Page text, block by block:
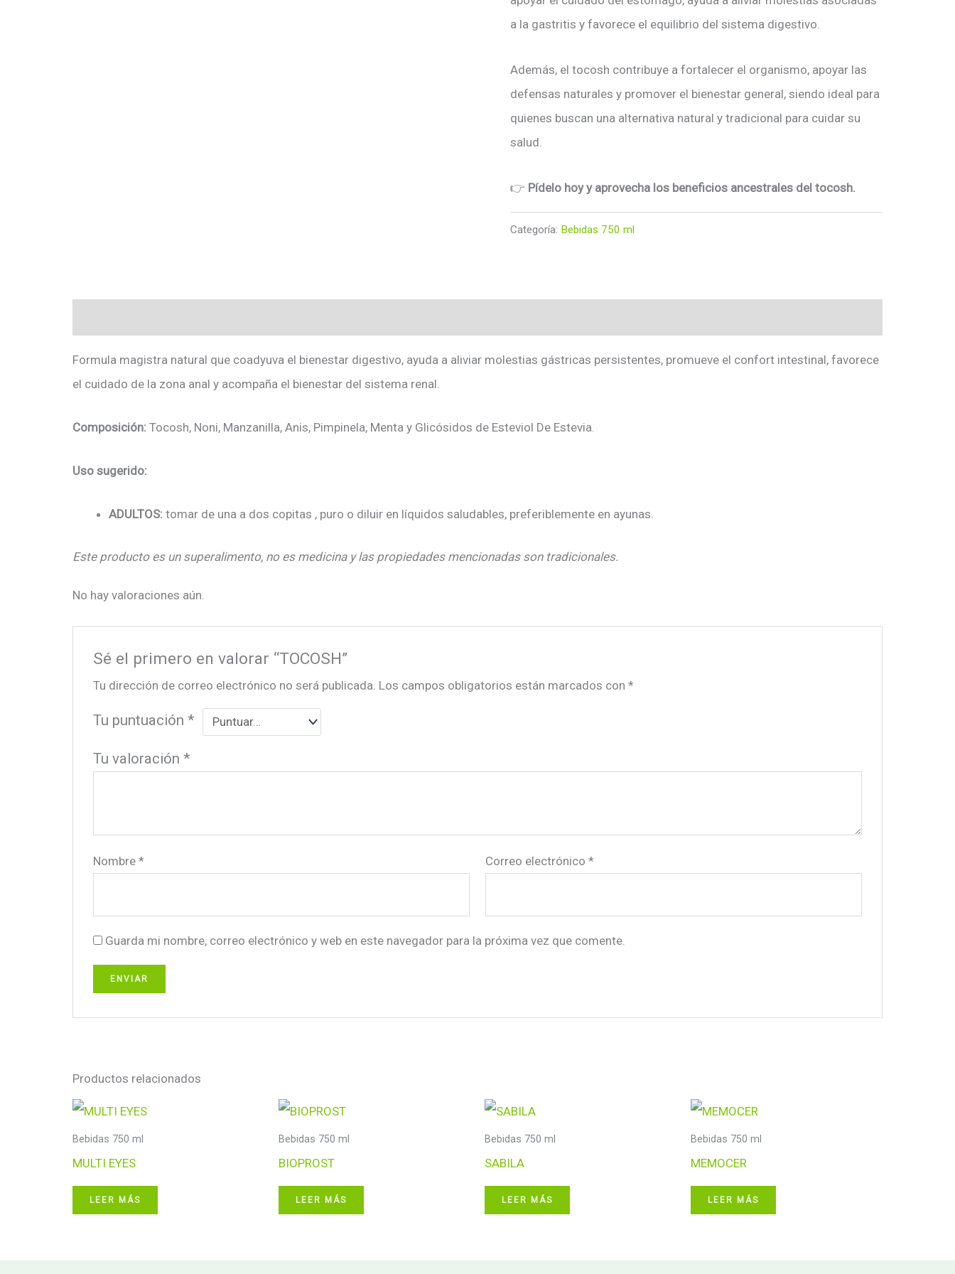
a la gastritis y favorece el equilibrio del sistema digestivo.
Además, el tocosh contribuye a fortalecer el organismo, apoyar las
defensas naturales y promover el bienestar general, siendo ideal para
quienes buscan una alternativa natural y tradicional para cuidar su
salud.
👉 Pídelo hoy y aprovecha los beneficios ancestrales del tocosh.
Categoría: Bebidas 750 ml
Formula magistra natural que coadyuva el bienestar digestivo, ayuda a aliviar molestias gástricas persistentes, promueve el confort intestinal, favorece
el cuidado de la zona anal y acompaña el bienestar del sistema renal.
Composición: Tocosh, Noni, Manzanilla, Anis, Pimpinela, Menta y Glicósidos de Esteviol De Estevia.
Uso sugerido:
ADULTOS: tomar de una a dos copitas , puro o diluir en líquidos saludables, preferiblemente en ayunas.
Este producto es un superalimento, no es medicina y las propiedades mencionadas son tradicionales.
No hay valoraciones aún.
Sé el primero en valorar “TOCOSH”
Tu dirección de correo electrónico no será publicada. Los campos obligatorios están marcados con*
Tu puntuación*
Tu valoración*
Nombre* Correo electrónico *
Guarda mi nombre, correo electrónico y web en este navegador para la próxima vez que comente.
Productos relacionados
Bebidas 750 ml
MULTI EYES
LEER MÁS
Bebidas 750 ml
BIOPROST
LEER MÁS
Bebidas 750 ml
SABILA
LEER MÁS
Bebidas 750 ml
MEMOCER
LEER MÁS